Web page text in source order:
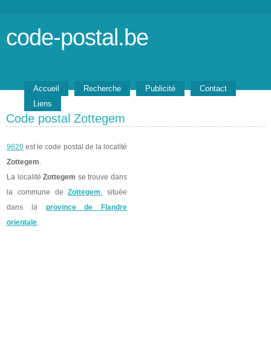
code-postal.be
Accueil Recherche Publicité
Contact
Liens
Code postal Zottegem
9620 est le code postal de la localité
Zottegem.
La localitéZottegem se trouve dans
la commune deZottegem, située
dans la province de Flandre
orientale.